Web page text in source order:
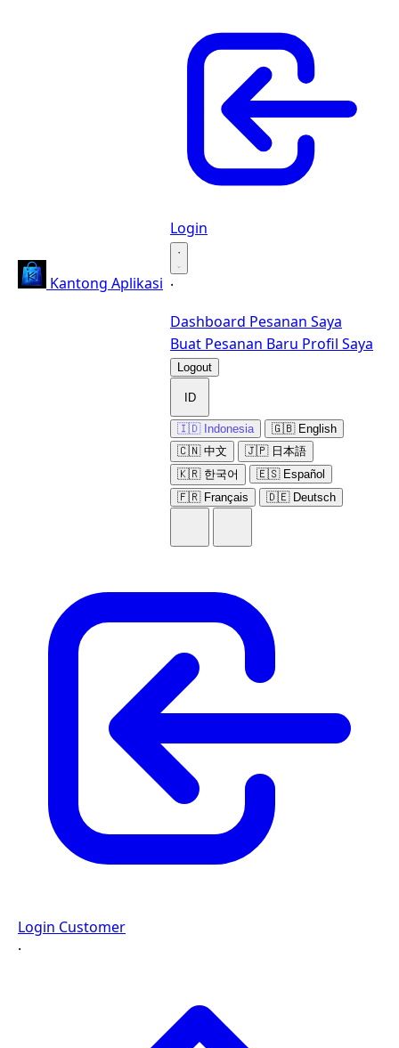
Kantong Aplikasi
Login
·
·
Dashboard Pesanan Saya
Buat Pesanan Baru Profil Saya
Logout
ID
🇮🇩 Indonesia
🇬🇧 English
🇨🇳 中文
🇯🇵 日本語
🇰🇷 한국어
🇪🇸 Español
🇫🇷 Français
🇩🇪 Deutsch
Login Customer
·